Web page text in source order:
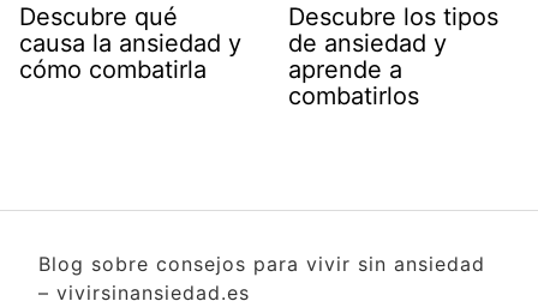
Descubre qué
causa la ansiedad y
cómo combatirla
Descubre los tipos
de ansiedad y
aprende a
combatirlos
Blog sobre consejos para vivir sin ansiedad
– vivirsinansiedad.es